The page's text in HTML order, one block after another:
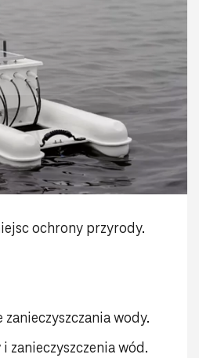
ochrony przyrody.
wody.
zanieczyszczenia wód.